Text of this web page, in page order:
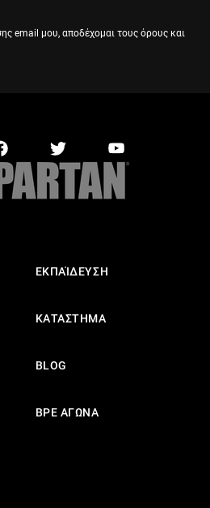
email μου, αποδέχομαι τους όρους και
ΕΚΠΑΊΔΕΥΣΗ
ΚΑΤΑΣΤΗΜΑ
BLOG
ΒΡΕ ΑΓΩΝΑ